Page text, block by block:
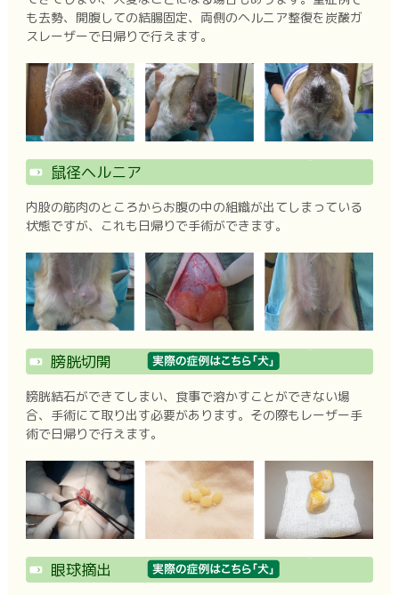
も去勢、開腹しての結腸固定、両側のヘルニア整復を炭酸ガ
スレーザーで日帰りで行えます。
鼠径ヘルニア
内股の筋肉のところからお腹の中の組織が出てしまっている
状態ですが、これも日帰りで手術ができます。
膀胱切開
膀胱結石ができてしまい、食事で溶かすことができない場
合、手術にて取り出す必要があります。その際もレーザー手
術で日帰りで行えます。
眼球摘出